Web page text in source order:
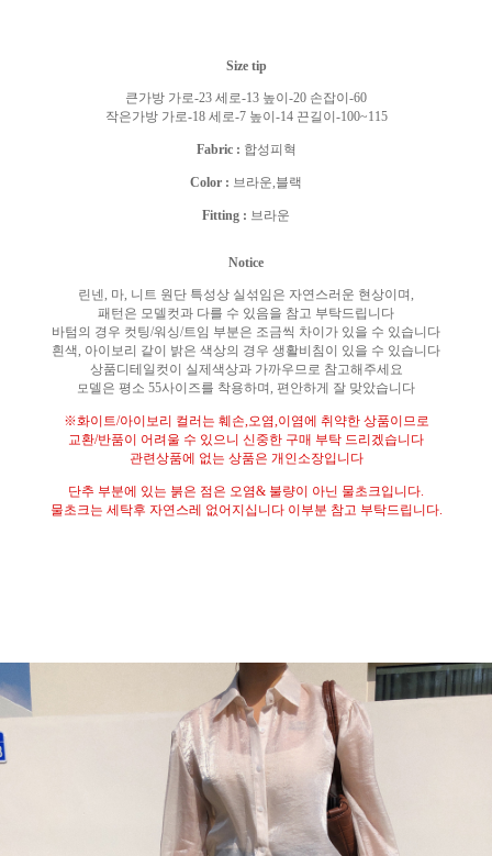
Size tip
큰가방 가로-23 세로-13 높이 -20 손잡이 -60
작은가방 가로-18 세로-7 높이 -14 끈길이 -100~115
Fabric : 합성피혁
Color : 브라운,블랙
Fitting : 브라운
Notice
린넨, 마, 니트 원단 특성상 실섞임은 자연스러운 현상이며,
패턴은 모델컷과 다를 수 있음을 참고 부탁드립니다
바텀의 경우 컷팅/워싱/트임 부분은 조금씩 차이가 있을 수 있습니다
흰색, 아이보리 같이 밝은 색상의 경우 생활비침이 있을 수 있습니다
상품디테일컷이 실제색상과 가까우므로 참고해주세요
모 델은 평소 55사이즈를 착용하며, 편안하게 잘 맞았습니다
※화이트/아이보리 컬러는 훼손,오염,이염에 취약한 상품이므로
교환/반품이 어려울 수 있으니 신중한 구매 부탁 드리겠습니다
관련상품에 없는 상품은 개인소장입니다
단추 부분에 있는 붉은 점은 오염& 불량이 아닌 물초크입니다.
물초크는 세탁후 자연스레 없어지십니다 이부분 참고 부탁드립니다.